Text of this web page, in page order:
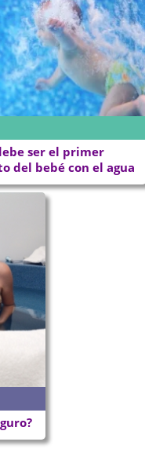
ser el primer
del bebé con el agua